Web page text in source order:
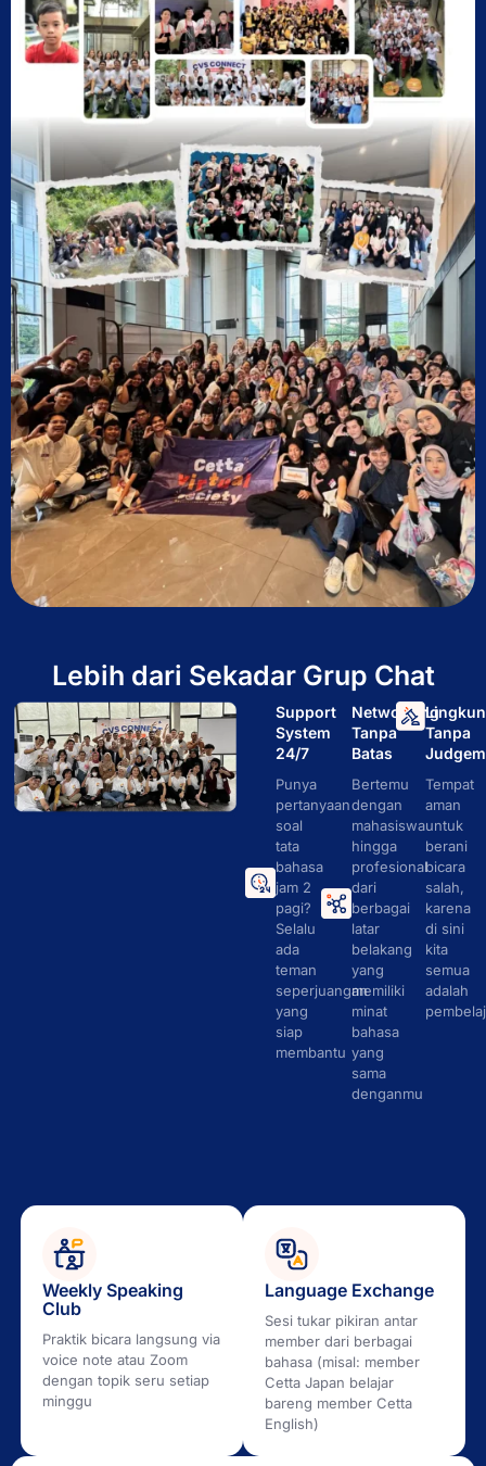
Lebih dari Sekadar Grup Chat
Support
System
24/7
Punya
pertanyaan
soal
tata
bahasa
jam 2
pagi?
Selalu
ada
teman
seperjuangan
yang
siap
membantu
Networking
Tanpa
Batas
Bertemu
dengan
mahasiswa
hingga
profesional
dari
berbagai
latar
belakang
yang
memiliki
minat
bahasa
yang
sama
denganmu
Tanpa
Tempat
aman
untuk
berani
bicara
salah,
karena
di sini
kita
semua
adalah
Weekly Speaking
Club
Praktik bicara langsung via
voice note atau Zoom
dengan topik seru setiap
minggu
Language Exchange
Sesi tukar pikiran antar
member dari berbagai
bahasa (misal: member
Cetta Japan belajar
bareng member Cetta
English)